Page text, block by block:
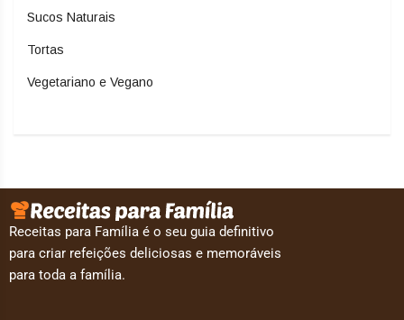
Sucos Naturais
Tortas
Vegetariano e Vegano
Receitas para Família é o seu guia definitivo
para criar refeições deliciosas e memoráveis
para toda a família.